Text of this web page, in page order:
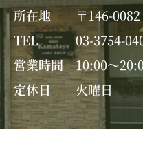
所在地
〒146-
TEL
03-3754-
営業時間
10:00～
定休日
火曜日